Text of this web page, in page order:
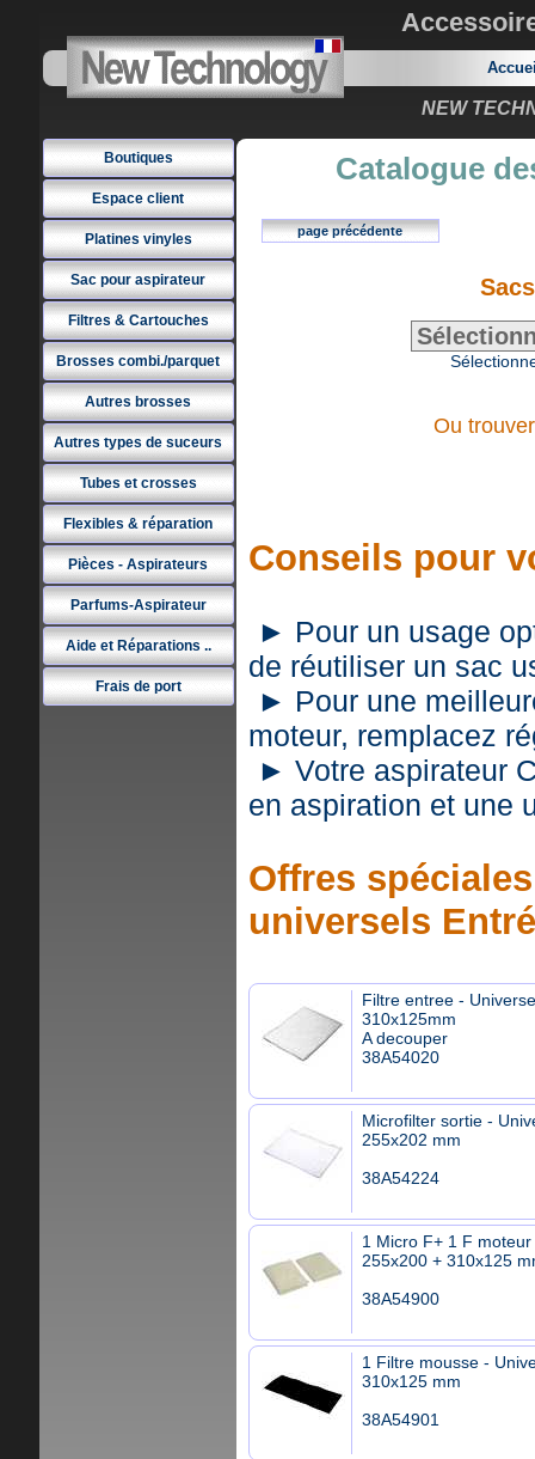
NEW
Boutiques
Espace client
Platines vinyles
Sac pour aspirateur
Filtres & Cartouches
Brosses combi./parquet
Autres brosses
Autres types de suceurs
Tubes et crosses
Flexibles & réparation
Pièces - Aspirateurs
Parfums-Aspirateur
Aide et Réparations ..
Frais de port
Catalogue
page précédente
Ou
Conseils pour
► Pour un usage
de réutiliser un sac
► Pour une
moteur, remplacez
► Votre aspirateur
en aspiration et une
Offres
universels
Filtre entree -
310x125mm
A decouper
38A54020
Microfilter sortie -
255x202 mm
38A54224
1 Micro F+ 1 F
255x200 + 310x125
38A54900
1 Filtre mousse -
310x125 mm
38A54901